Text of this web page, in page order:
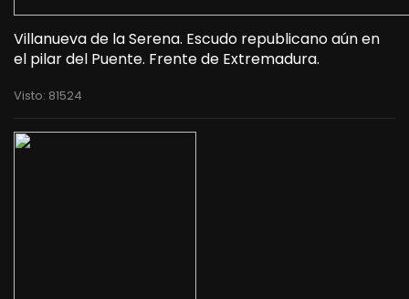
Villanueva de la Serena. Escudo republicano aún en
el pilar del Puente. Frente de Extremadura.
Visto: 81524